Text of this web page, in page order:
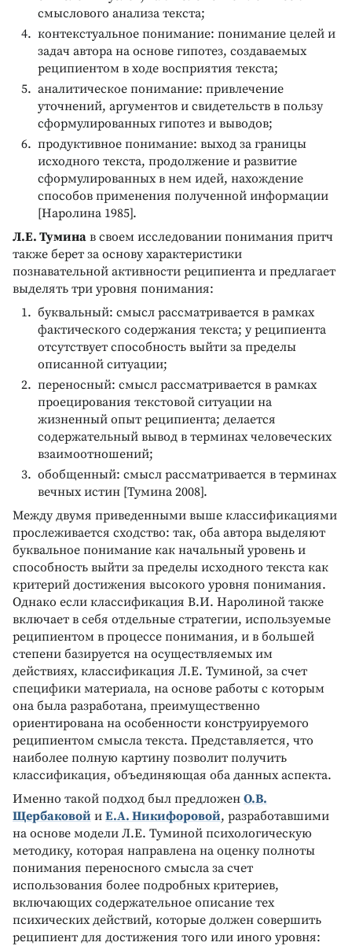
смыслового анализа текста;
контекстуальное понимание: понимание целей и
задач автора на основе гипотез, создаваемых
реципиентом в ходе восприятия текста;
аналитическое понимание: привлечение
уточнений, аргументов и свидетельств в пользу
сформулированных гипотез и выводов;
продуктивное понимание: выход за границы
исходного текста, продолжение и развитие
сформулированных в нем идей, нахождение
способов применения полученной информации
[Наролина 1985].
Л.Е. Тумина в своем исследовании понимания притч
также берет за основу характеристики
познавательной активности реципиента и предлагает
выделять три уровня понимания:
буквальный: смысл рассматривается в рамках
фактического содержания текста; у реципиента
отсутствует способность выйти за пределы
описанной ситуации;
переносный: смысл рассматривается в рамках
проецирования текстовой ситуации на
жизненный опыт реципиента; делается
содержательный вывод в терминах человеческих
взаимоотношений;
обобщенный: смысл рассматривается в терминах
вечных истин [Тумина 2008].
Между двумя приведенными выше классификациями
прослеживается сходство: так, оба автора выделяют
буквальное понимание как начальный уровень и
способность выйти за пределы исходного текста как
критерий достижения высокого уровня понимания.
Однако если классификация В.И. Наролиной также
включает в себя отдельные стратегии, используемые
реципиентом в процессе понимания, и в большей
степени базируется на осуществляемых им
действиях, классификация Л.Е. Туминой, за счет
специфики материала, на основе работы с которым
она была разработана, преимущественно
ориентирована на особенности конструируемого
реципиентом смысла текста. Представляется, что
наиболее полную картину позволит получить
классификация, объединяющая оба данных аспекта.
Именно такой подход был предложен О.В.
Щербаковой и Е.А. Никифоровой, разработавшими
на основе модели Л.Е. Туминой психологическую
методику, которая направлена на оценку полноты
понимания переносного смысла за счет
использования более подробных критериев,
включающих содержательное описание тех
психических действий, которые должен совершить
реципиент для достижения того или иного уровня: